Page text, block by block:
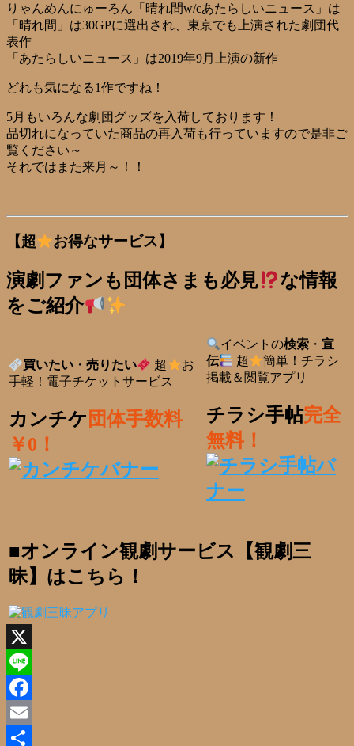
りゃんめんにゅーろん「晴れ間w/cあたらしいニュース」は
「晴れ間」は30GPに選出され、東京でも上演された劇団代
表作
「あたらしいニュース」は2019年9月上演の新作
どれも気になる1作ですね！
5月もいろんな劇団グッズを入荷しております！
品切れになっていた商品の再入荷も行っていますので是非ご
覧ください～
それではまた来月～！！
【超 お得なサービス】
演劇ファンも団体さまも必見
な情報
をご紹介
買いたい ・売りたい 超
お
手軽！電子チケットサービス
カンチケ 団体手数料
￥0！
イベントの検索 ・宣
伝
超
簡単！チラシ
掲載＆閲覧アプリ
チラシ手帖完全
無料！
■オンライン観劇サービス【観劇三
昧】はこちら！
X
Line
Facebook
Email